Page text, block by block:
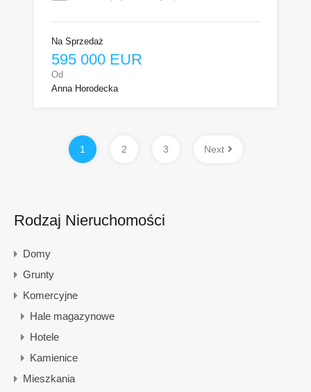
Na Sprzedaż
595 000 EUR
Od
Anna Horodecka
1 2 3 Next
Rodzaj Nieruchomości
Domy
Grunty
Komercyjne
Hale magazynowe
Hotele
Kamienice
Mieszkania